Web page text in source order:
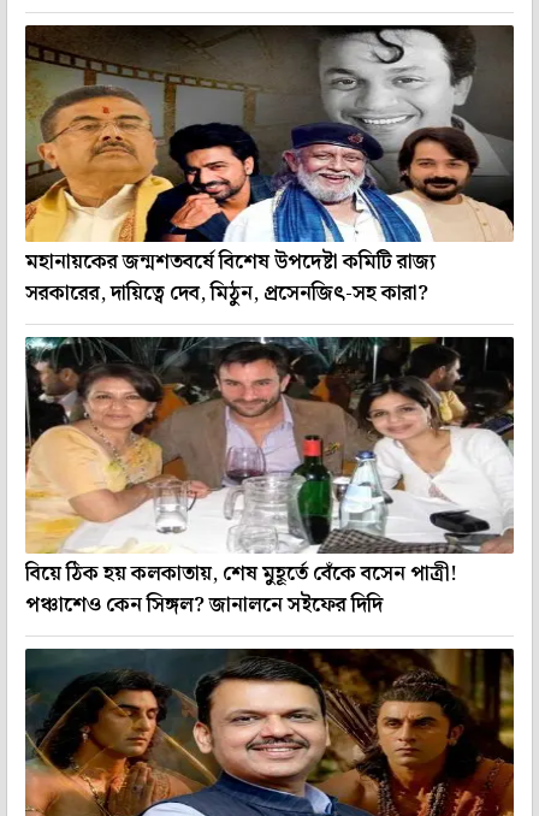
মহানায়কের জন্মশতবর্ষে বিশেষ উপদেষ্টা কমিটি রাজ্য
সরকারের, দায়িত্বে দেব, মিঠুন, প্রসেনজিৎ-সহ কারা?
বিয়ে ঠিক হয় কলকাতায়, শেষ মুহূর্তে বেঁকে বসেন পাত্রী!
পঞ্চাশেও কেন সিঙ্গল? জানালনে সইফের দিদি